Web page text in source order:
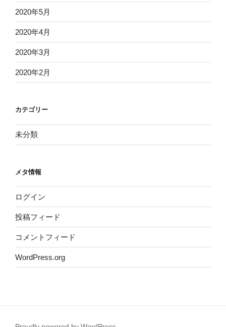
2020年5月
2020年4月
2020年3月
2020年2月
カテゴリー
未分類
メタ情報
ログイン
投稿フィード
コメントフィード
WordPress.org